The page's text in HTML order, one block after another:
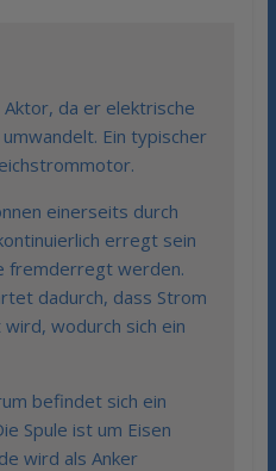
da er elektrische
Ein typischer
einerseits durch
erregt sein
fremderregt werden.
dadurch, dass Strom
wodurch sich ein
befindet sich ein
Spule ist um Eisen
wird als Anker